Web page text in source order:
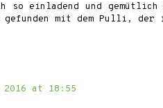
so einladend und
gefunden mit dem Pulli,
2016 at 18:55